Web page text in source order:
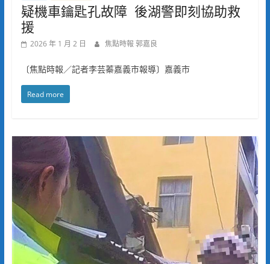
疑機車鑰匙孔故障 後湖警即刻協助救
援
2026 年 1 月 2 日 焦點時報 郭嘉良
〔焦點時報／記者李芸蓁嘉義市報導〕嘉義市
Read more